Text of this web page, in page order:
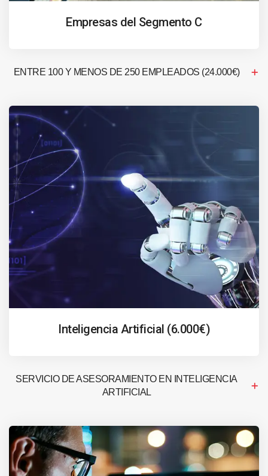
Empresas del Segmento C
ENTRE 100 Y MENOS DE 250 EMPLEADOS (24.000€)
Inteligencia Artificial (6.000€)
SERVICIO DE ASESORAMIENTO EN INTELIGENCIA
ARTIFICIAL